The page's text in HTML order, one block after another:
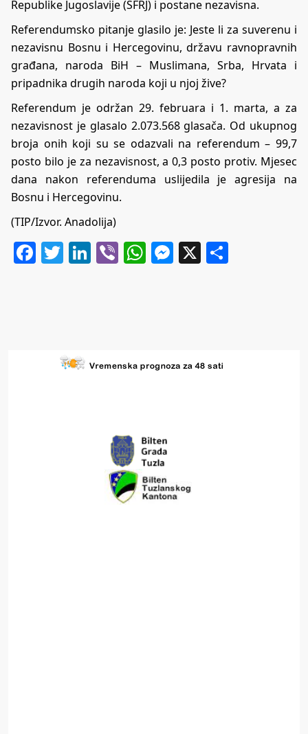
Republike Jugoslavije (SFRJ) i postane nezavisna.
Referendumsko pitanje glasilo je: Jeste li za suverenu i
nezavisnu Bosnu i Hercegovinu, državu ravnopravnih
građana, naroda BiH – Muslimana, Srba, Hrvata i
pripadnika drugih naroda koji u njoj žive?
Referendum je održan 29. februara i 1. marta, a za
nezavisnost je glasalo 2.073.568 glasača. Od ukupnog
broja onih koji su se odazvali na referendum – 99,7
posto bilo je za nezavisnost, a 0,3 posto protiv. Mjesec
dana nakon referenduma uslijedila je agresija na
Bosnu i Hercegovinu.
(TIP/Izvor. Anadolija)
Facebook
Twitter
LinkedIn
ViberWhatsApp
Messenger
X